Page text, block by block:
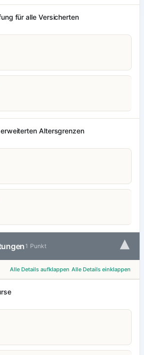
für alle Versicherten
Altersgrenzen
1 Punkt ▾
Alle Details aufklappen Alle Details einklappen